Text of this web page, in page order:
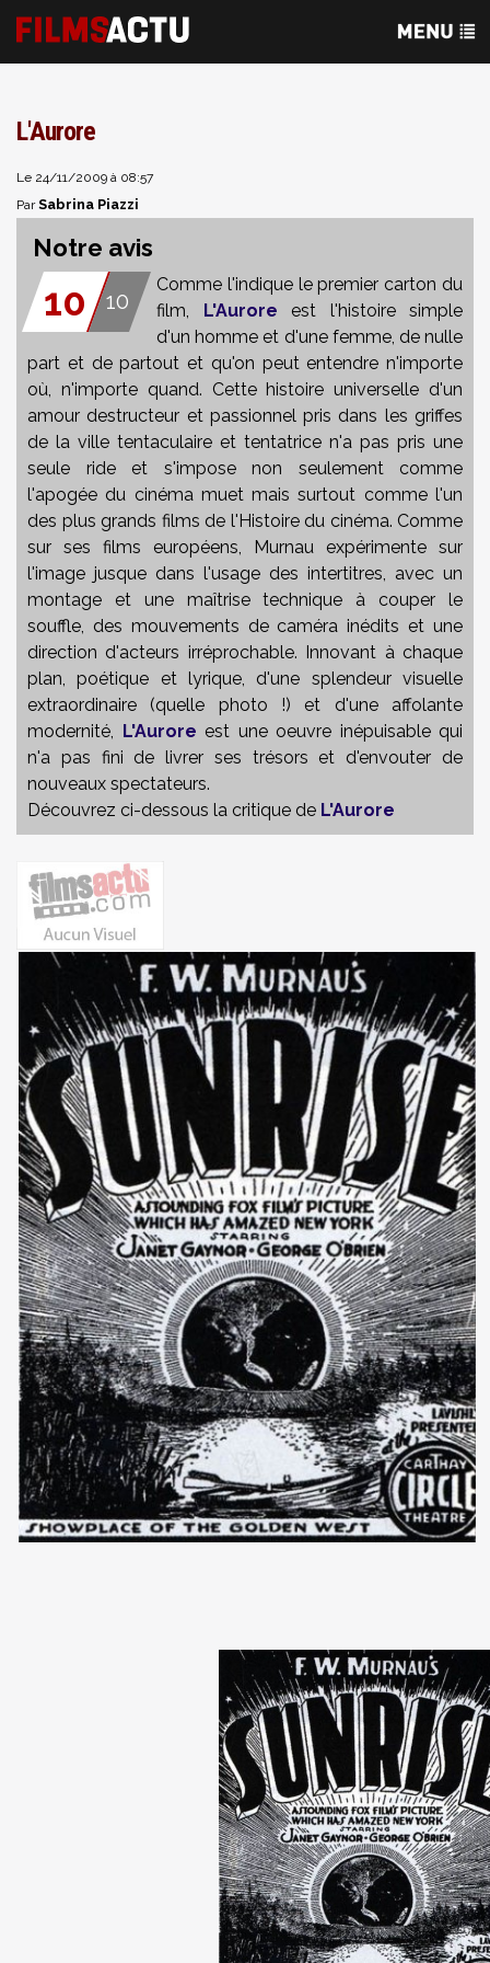
L'Aurore
Le 24/11/2009 à 08:57
ParSabrina Piazzi
Notre avis
10 10
Comme l'indique le premier carton du
film, L'Aurore est l'histoire simple
d'un homme et d'une femme, de nulle
part et de partout et qu'on peut entendre n'importe
où, n'importe quand. Cette histoire universelle d'un
amour destructeur et passionnel pris dans les griffes
de la ville tentaculaire et tentatrice n'a pas pris une
seule ride et s'impose non seulement comme
l'apogée du cinéma muet mais surtout comme l'un
des plus grands films de l'Histoire du cinéma. Comme
sur ses films européens, Murnau expérimente sur
l'image jusque dans l'usage des intertitres, avec un
montage et une maîtrise technique à couper le
souffle, des mouvements de caméra inédits et une
direction d'acteurs irréprochable. Innovant à chaque
plan, poétique et lyrique, d'une splendeur visuelle
extraordinaire (quelle photo !) et d'une affolante
modernité, L'Aurore est une oeuvre inépuisable qui
n'a pas fini de livrer ses trésors et d'envouter de
nouveaux spectateurs.
Découvrez ci-dessous la critique de L'Aurore